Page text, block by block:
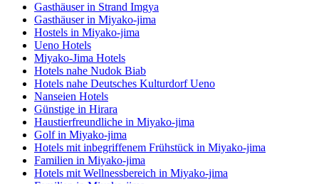
Gasthäuser in Strand Imgya
Gasthäuser in Miyako-jima
Hostels in Miyako-jima
Ueno Hotels
Miyako-Jima Hotels
Hotels nahe Nudok Biab
Hotels nahe Deutsches Kulturdorf Ueno
Nanseien Hotels
Günstige in Hirara
Haustierfreundliche in Miyako-jima
Golf in Miyako-jima
Hotels mit inbegriffenem Frühstück in Miyako-jima
Familien in Miyako-jima
Hotels mit Wellnessbereich in Miyako-jima